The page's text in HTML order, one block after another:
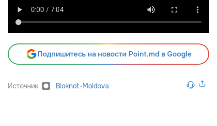
Подпишитесь на новости Point.md в Google
Источник Bloknot-Moldova